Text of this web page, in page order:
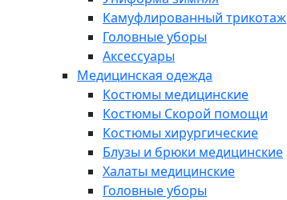
Камуфлированный трикотаж
Головные уборы
Аксессуары
Медицинская одежда
Костюмы медицинские
Костюмы Скорой помощи
Костюмы хирургические
Блузы и брюки медицинские
Халаты медицинские
Головные уборы